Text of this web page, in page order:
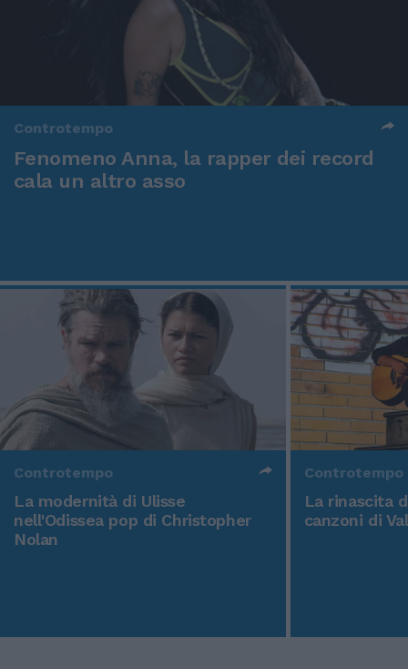
Controtempo
Fenomeno Anna, la rapper dei record
cala un altro asso
Controtempo
La modernità di Ulisse
nell'Odissea pop di Christopher
Nolan
Controtempo
La rinascita
canzoni di